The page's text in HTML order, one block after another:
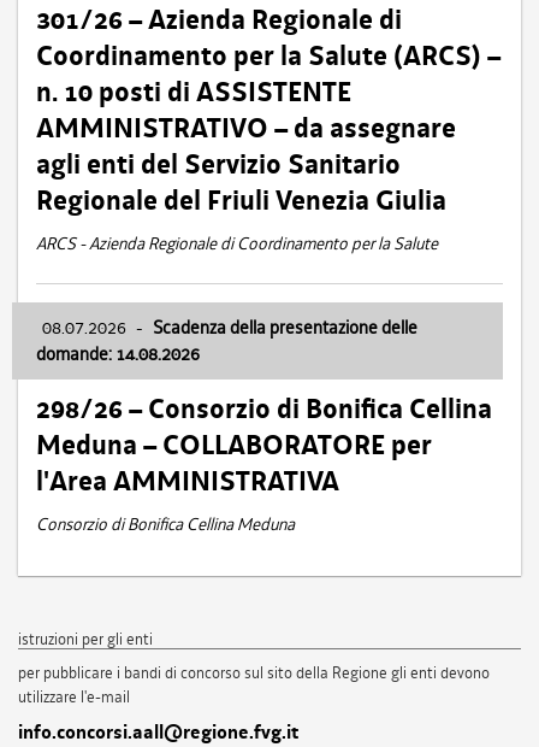
301/26 – Azienda Regionale di
Coordinamento per la Salute (ARCS) –
n. 10 posti di ASSISTENTE
AMMINISTRATIVO – da assegnare
agli enti del Servizio Sanitario
Regionale del Friuli Venezia Giulia
ARCS - Azienda Regionale di Coordinamento per la Salute
08.07.2026 - Scadenza della presentazione delle
domande: 14.08.2026
298/26 – Consorzio di Bonifica Cellina
Meduna – COLLABORATORE per
l'Area AMMINISTRATIVA
Consorzio di Bonifica Cellina Meduna
istruzioni per gli enti
per pubblicare i bandi di concorso sul sito della Regione gli enti devono
utilizzare l'e-mail
info.concorsi.aall@regione.fvg.it